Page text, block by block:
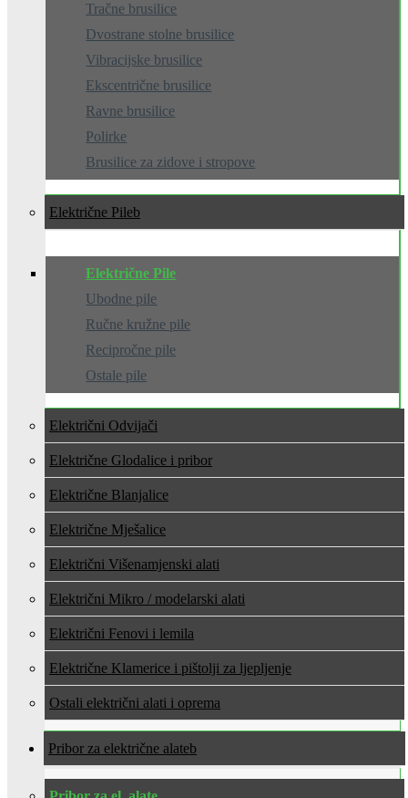
Tračne brusilice
Dvostrane stolne brusilice
Vibracijske brusilice
Ekscentrične brusilice
Ravne brusilice
Polirke
Brusilice za zidove i stropove
Električne Pile
Električne Pile
Ubodne pile
Ručne kružne pile
Recipročne pile
Ostale pile
Električni Odvijači
Električne Glodalice i pribor
Električne Blanjalice
Električne Mješalice
Električni Višenamjenski alati
Električni Mikro / modelarski alati
Električni Fenovi i lemila
Električne Klamerice i pištolji za ljepljenje
Ostali električni alati i oprema
Pribor za električne alate